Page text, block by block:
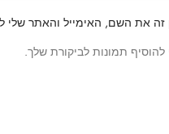
זה את השם, האימייל והאתר שלי
תמונות לביקורת שלך.